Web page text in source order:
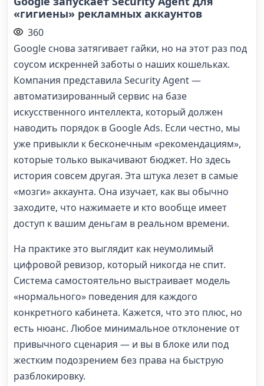
«гигиены» рекламных аккаунтов
360
Google снова затягивает гайки, но на этот раз под
соусом искренней заботы о наших кошельках.
Компания представила Security Agent —
автоматизированный сервис на базе
искусственного интеллекта, который должен
наводить порядок в Google Ads. Если честно, мы
уже привыкли к бесконечным «рекомендациям»,
которые только выкачивают бюджет. Но здесь
история совсем другая. Эта штука лезет в самые
«мозги» аккаунта. Она изучает, как вы обычно
заходите, что нажимаете и кто вообще имеет
доступ к вашим деньгам в реальном времени.
На практике это выглядит как неумолимый
цифровой ревизор, который никогда не спит.
Система самостоятельно выстраивает модель
«нормального» поведения для каждого
конкретного кабинета. Кажется, что это плюс, но
есть нюанс. Любое минимальное отклонение от
привычного сценария — и вы в блоке или под
жестким подозрением без права на быструю
разблокировку.